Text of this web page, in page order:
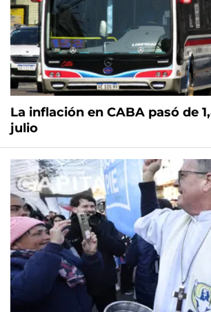
La inflación en CABA pasó de
julio